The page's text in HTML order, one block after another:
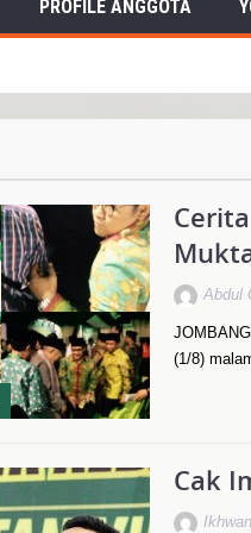
PROFILE ANGGOTA
Abdul
(1/8)
Cak